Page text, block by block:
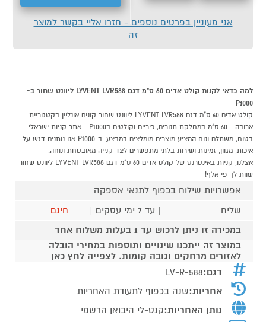
אני מעוניין בפרטים נוספים - חזרו אליי בקשר למוצר
זה
למה כדאי לקנות קולט אדים 60 ס"מ דגם LYVENT LVR588 ליוונט שחור ב-
P1000
קולט אדים 60 ס"מ דגם LYVENT LVR588 ליוונט שחור קונים אונליין בקטגוריית
ארובה - 60 ס"מ במחלקת תנורים, כיריים וקולטים בP1000 - אתר קניות ישראלי
בטוח, משתלם ונוח המציע מוצרים מומלצים במבצע. ב-P1000 אנו נותנים דגש על
איכות, מגוון, זמינות ושירות בלתי מתפשרים לצד קנייה מאובטחת ונוחה.
אצלנו, קניות באינטרנט של קולט אדים 60 ס"מ דגם LYVENT LVR588 ליוונט שחור
שוות לך פי אלף!
אפשרויות שילוח בכפוף לתנאי אספקה
שליח
| עד 7 ימי עסקים |
חינם
במכירה זו ניתן לרכוש עד 1 בעלות משלוח אחד
במוצר זה ייתכנו שינויים ותוספות במחירי הובלה
לאזורים מרחקים וגובה קומות. לצפייה לחץ כאן
דגם:LV-R-588
אחריות:שנה בכפוף לתעודת האחריות
נותן האחריות:קנט-לי היבואן הרשמי